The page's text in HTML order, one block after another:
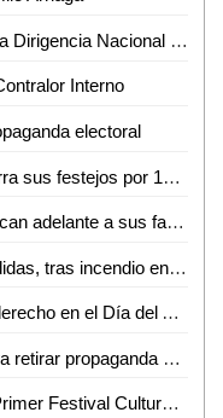
Respalda Xavier Azuara trabajo de la Dirigencia Nacional Panista
Interno
electoral
Con pop, rock y jazz, la OSSLP cierra sus festejos por 18 aniversario
Mujeres huastecas no se rinden, sacan adelante a sus familias
Más de 9 millones de pesos en pérdidas, tras incendio en Tamazunchale
UAMZH orgullosa de la carrera de derecho en el Día del Abogado
Partidos tienen un mes de plazo para retirar propaganda política
Alcaldesa de Soledad presentó el "Primer Festival Cultural de Bebidas Tradicionales"